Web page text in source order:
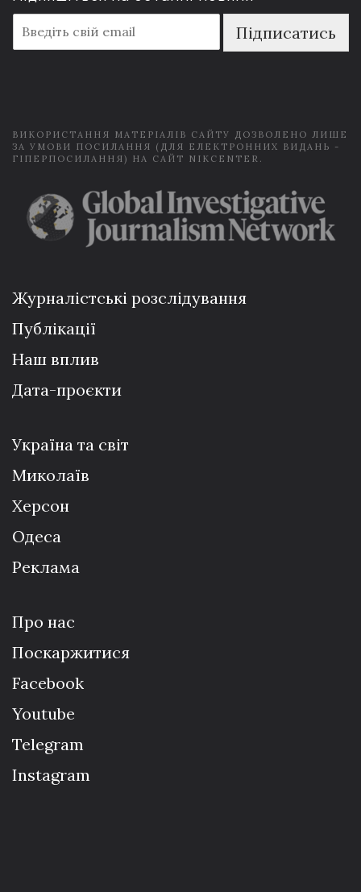
m
a
Підписатись
ВИКОРИСТАННЯ МАТЕРІАЛІВ САЙТУ ДОЗВОЛЕНО ЛИШЕ
ЗА УМОВИ ПОСИЛАННЯ (ДЛЯ ЕЛЕКТРОННИХ ВИДАНЬ -
ГІПЕРПОСИЛАННЯ) НА САЙТ NIKCENTER.
Журналістські розслідування
Публікації
Наш вплив
Дата-проєкти
Україна та світ
Миколаїв
Херсон
Одеса
Реклама
Про нас
Поскаржитися
Facebook
Youtube
Telegram
Instagram